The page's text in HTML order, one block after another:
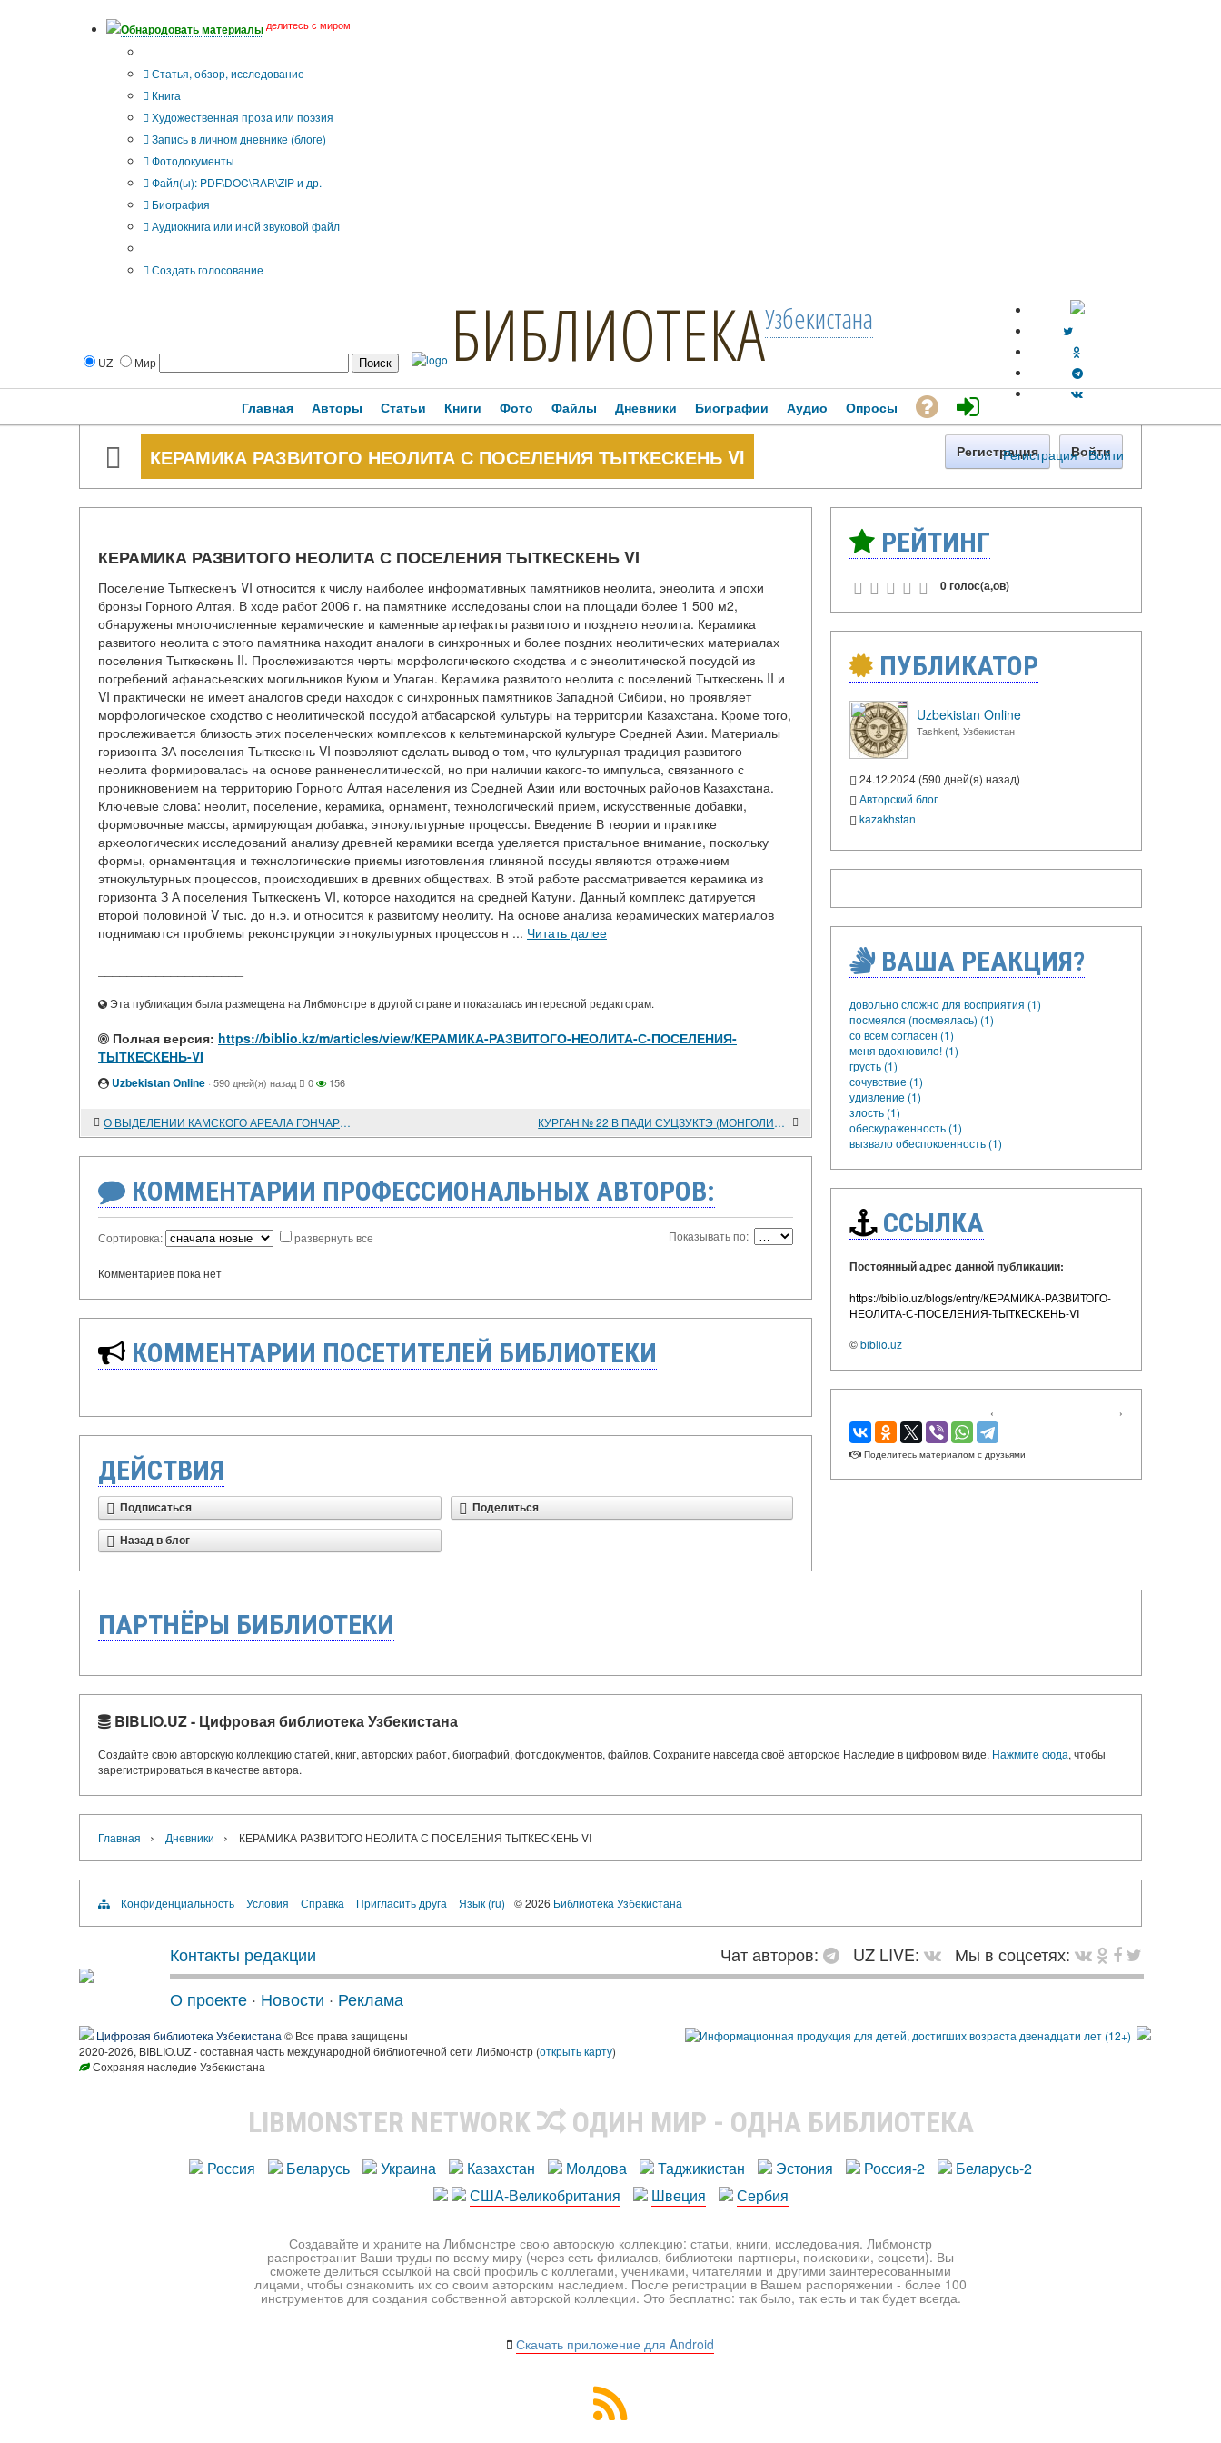
Обнародовать материалы делитесь с миром!
Статья, обзор, исследование
Книга
Художественная проза или поэзия
Запись в личном дневнике (блоге)
Фотодокументы
Файл(ы): PDF\DOC\RAR\ZIP и др.
Биография
Аудиокнига или иной звуковой файл
Создать голосование
UZ Мир БИБЛИОТЕКАУзбекистана
Регистрация · Войти
Главная Авторы Статьи Книги Фото Файлы Дневники Биографии Аудио Опросы
КЕРАМИКА РАЗВИТОГО НЕОЛИТА С ПОСЕЛЕНИЯ ТЫТКЕСКЕНЬ VI Регистрация Войти
КЕРАМИКА РАЗВИТОГО НЕОЛИТА С ПОСЕЛЕНИЯ ТЫТКЕСКЕНЬ VI
Поселение Тыткескенъ VI относится к числу наиболее информативных памятников неолита, энеолита и эпохи
бронзы Горного Алтая. В ходе работ 2006 г. на памятнике исследованы слои на площади более 1 500 м2,
обнаружены многочисленные керамические и каменные артефакты развитого и позднего неолита. Керамика
развитого неолита с этого памятника находит аналоги в синхронных и более поздних неолитических материалах
поселения Тыткескень II. Прослеживаются черты морфологического сходства и с энеолитической посудой из
погребений афанасьевских могильников Куюм и Улаган. Керамика развитого неолита с поселений Тыткескень II и
VI практически не имеет аналогов среди находок с синхронных памятников Западной Сибири, но проявляет
морфологическое сходство с неолитической посудой атбасарской культуры на территории Казахстана. Кроме того,
прослеживается близость этих поселенческих комплексов к кельтеминарской культуре Средней Азии. Материалы
горизонта ЗА поселения Тыткескень VI позволяют сделать вывод о том, что культурная традиция развитого
неолита формировалась на основе ранненеолитической, но при наличии какого-то импульса, связанного с
проникновением на территорию Горного Алтая населения из Средней Азии или восточных районов Казахстана.
Ключевые слова: неолит, поселение, керамика, орнамент, технологический прием, искусственные добавки,
формовочные массы, армирующая добавка, этнокультурные процессы. Введение В теории и практике
археологических исследований анализу древней керамики всегда уделяется пристальное внимание, поскольку
формы, орнаментация и технологические приемы изготовления глиняной посуды являются отражением
этнокультурных процессов, происходивших в древних обществах. В этой работе рассматривается керамика из
горизонта З А поселения Тыткескенъ VI, которое находится на средней Катуни. Данный комплекс датируется
второй половиной V тыс. до н.э. и относится к развитому неолиту. На основе анализа керамических материалов
поднимаются проблемы реконструкции этнокультурных процессов н ... Читать далее
Эта публикация была размещена на Либмонстре в другой стране и показалась интересной редакторам.
Полная версия: https://biblio.kz/m/articles/view/КЕРАМИКА-РАЗВИТОГО-НЕОЛИТА-С-ПОСЕЛЕНИЯ-
ТЫТКЕСКЕНЬ-VI
Uzbekistan Online · 590 дней(я) назад 0 156
О ВЫДЕЛЕНИИ КАМСКОГО АРЕАЛА ГОНЧАРНЫХ ТРАДИЦИЙ ЭПОХИ НЕОЛИТА КУРГАН № 22 В ПАДИ СУЦЗУКТЭ (МОНГОЛИЯ): ПОГРЕБАЛЬНЫЙ ОБРЯД
КОММЕНТАРИИ ПРОФЕССИОНАЛЬНЫХ АВТОРОВ:
Сортировка: развернуть все Показывать по:
Комментариев пока нет
КОММЕНТАРИИ ПОСЕТИТЕЛЕЙ БИБЛИОТЕКИ
ДЕЙСТВИЯ
Подписаться Поделиться
Назад в блог
РЕЙТИНГ
0 голос(а,ов)
ПУБЛИКАТОР
Uzbekistan Online
Tashkent, Узбекистан
24.12.2024 (590 дней(я) назад)
Авторский блог
kazakhstan
ВАША РЕАКЦИЯ?
довольно сложно для восприятия (1)
посмеялся (посмеялась) (1)
со всем согласен (1)
меня вдохновило! (1)
грусть (1)
сочувствие (1)
удивление (1)
злость (1)
обескураженность (1)
вызвало обеспокоенность (1)
ССЫЛКА
Постоянный адрес данной публикации:
https://biblio.uz/blogs/entry/КЕРАМИКА-РАЗВИТОГО-
НЕОЛИТА-С-ПОСЕЛЕНИЯ-ТЫТКЕСКЕНЬ-VI
©biblio.uz
‹ ›
Поделитесь материалом с друзьями
ПАРТНЁРЫ БИБЛИОТЕКИ
BIBLIO.UZ - Цифровая библиотека Узбекистана
Создайте свою авторскую коллекцию статей, книг, авторских работ, биографий, фотодокументов, файлов. Сохраните навсегда своё авторское Наследие в цифровом виде. Нажмите сюда, чтобы
зарегистрироваться в качестве автора.
Главная › Дневники › КЕРАМИКА РАЗВИТОГО НЕОЛИТА С ПОСЕЛЕНИЯ ТЫТКЕСКЕНЬ VI
Конфиденциальность Условия Справка Пригласить друга Язык (ru) © 2026 Библиотека Узбекистана
Контакты редакции Чат авторов: UZ LIVE:
Мы в соцсетях:
О проекте · Новости · Реклама
Цифровая библиотека Узбекистана © Все права защищены
2020-2026, BIBLIO.UZ - составная часть международной библиотечной сети Либмонстр (открыть карту)
Сохраняя наследие Узбекистана
LIBMONSTER NETWORK ОДИН МИР - ОДНА БИБЛИОТЕКА
Россия Беларусь Украина Казахстан Молдова Таджикистан Эстония Россия-2
Беларусь-2
США-Великобритания
Швеция Сербия
Создавайте и храните на Либмонстре свою авторскую коллекцию: статьи, книги, исследования. Либмонстр
распространит Ваши труды по всему миру (через сеть филиалов, библиотеки-партнеры, поисковики, соцсети). Вы
сможете делиться ссылкой на свой профиль с коллегами, учениками, читателями и другими заинтересованными
лицами, чтобы ознакомить их со своим авторским наследием. После регистрации в Вашем распоряжении - более 100
инструментов для создания собственной авторской коллекции. Это бесплатно: так было, так есть и так будет всегда.
Скачать приложение для Android